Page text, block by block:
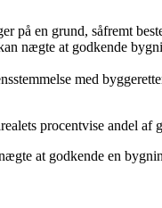
på en grund, såfremt
nægte at godkende
med
procentvise andel
at godkende en